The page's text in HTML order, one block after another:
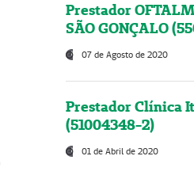
Prestador
SÃO GONÇALO
07 de Agosto de 2020
Prestador Clínica
(51004348-2)
01 de Abril de 2020